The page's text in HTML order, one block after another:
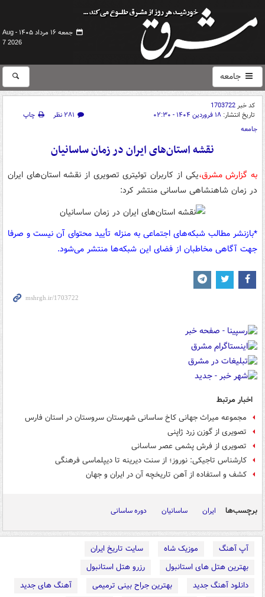
جمعه ۱۶ مرداد ۱۴۰۵ -
Aug
7 2026
جامعه
کد خبر1703722
تاریخ انتشار: ۱۸ فروردین ۱۴۰۴ - ۰۲:۳۰ ۲۸۱ نظر
چاپ
جامعه
نقشه استان‌های ایران در زمان ساسانیان
به گزارش مشرق،یکی از کاربران توئیتری تصویری از نقشه استان‌های ایران
در زمان شاهنشاهی ساسانی منتشر کرد:
*بازنشر مطالب شبکه‌های اجتماعی به منزله تأیید محتوای آن نیست و صرفا
جهت آگاهی مخاطبان از فضای این شبکه‌ها منتشر می‌شود.
اخبار مرتبط
مجموعه میراث جهانی کاخ ساسانی شهرستان سروستان در استان فارس
تصویری از گوزن‌ زرد ژاپنی
تصویری از فرش پشمی عصر ساسانی
کارشناس تاجیکی: نوروز؛ از سنت دیرینه تا دیپلماسی فرهنگی
کشف و استفاده از آهن تاریخچه آن در ایران و جهان
برچسب‌ها ایران ساسانیان دوره ساسانی
آپ آهنگ موزیک شاه
سایت تاریخ ایران
بهترین هتل های استانبول
رزرو هتل استانبول
دانلود آهنگ جدید
بهترین جراح بینی ترمیمی
آهنگ های جدید